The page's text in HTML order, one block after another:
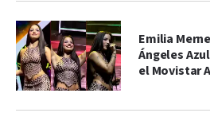
Emilia
Ángeles
el Movistar